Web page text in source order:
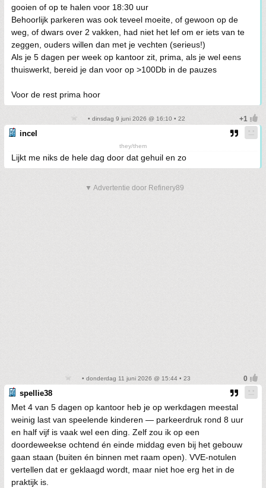
gooien of op te halen voor 18:30 uur
Behoorlijk parkeren was ook teveel moeite, of gewoon op de
weg, of dwars over 2 vakken, had niet het lef om er iets van te
zeggen, ouders willen dan met je vechten (serieus!)
Als je 5 dagen per week op kantoor zit, prima, als je wel eens
thuiswerkt, bereid je dan voor op >100Db in de pauzes
Voor de rest prima hoor
• dinsdag 9 juni 2026 @ 16:10 • 22
incel
they/them
Lijkt me niks de hele dag door dat gehuil en zo
▼ Advertentie door Refinery89
• donderdag 11 juni 2026 @ 15:44 • 23
spellie38
Met 4 van 5 dagen op kantoor heb je op werkdagen meestal
weinig last van speelende kinderen — parkeerdruk rond 8 uur
en half vijf is vaak wel een ding. Zelf zou ik op een
doordeweekse ochtend én einde middag even bij het gebouw
gaan staan (buiten én binnen met raam open). VVE-notulen
vertellen dat er geklaagd wordt, maar niet hoe erg het in de
praktijk is.